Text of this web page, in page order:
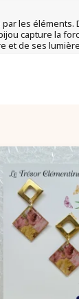
les éléments.
capture la
et de ses